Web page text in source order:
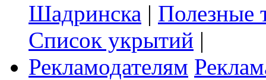
Шадринска | Полезные
Список укрытий |
Рекламодателям